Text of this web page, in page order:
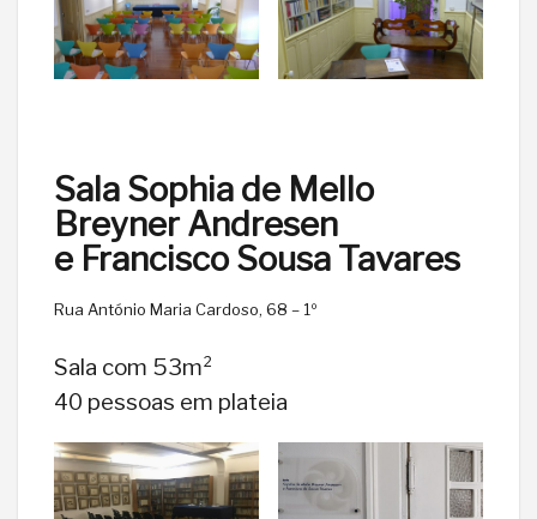
Sala Sophia de Mello
Breyner Andresen
e Francisco Sousa Tavares
Rua António Maria Cardoso, 68 – 1º
Sala com 53m²
40 pessoas em plateia